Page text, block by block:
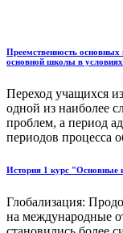
Преемственность основных
основной школы в
Переход учащихся
одной из наиболее
проблем, а период
периодов процесса
История 1 курс "Основные
Глобализация:
на международные